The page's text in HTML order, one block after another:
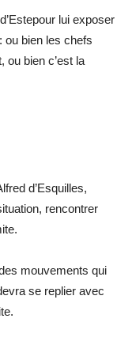
lui exposer
ou bien les chefs
ou bien c’est la
d’Esquilles,
rencontrer
mouvements qui
se replier avec